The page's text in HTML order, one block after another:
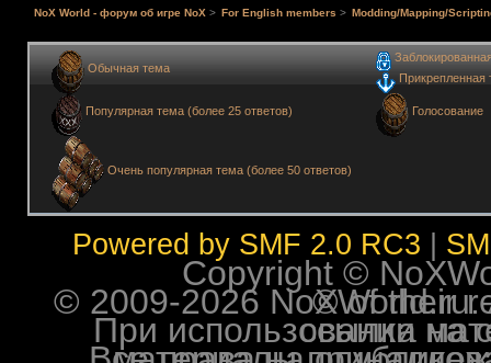
NoX World - форум об игре NoX> For English members > Modding/Mapping/
Обычная тема
Популярная тема (более 25 ответов)
Очень популярная тема (более 50 ответов)
Прикрепленная
Голосование
Powered by SMF 2.0 RC3
Copyright ©
© 2009-2026 NoXWorld.ru. All
При использовании